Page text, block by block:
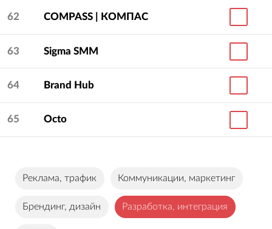
62 COMPASS | КОМПАС
63 Sigma SMM
64 Brand Hub
65 Octo
Реклама, трафик Коммуникации, маркетинг
Брендинг, дизайн Разработка, интеграция